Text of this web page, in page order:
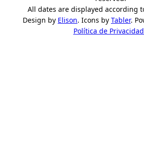
All dates are displayed according
Design by Elison. Icons by Tabler.
Política de